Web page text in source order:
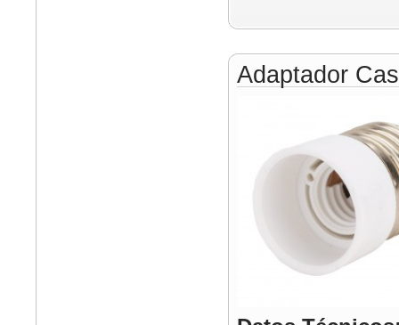
Adaptador